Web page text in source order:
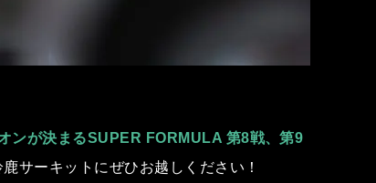
ンが決まるSUPER FORMULA 第8戦、第9
サーキットにぜひお越しください！